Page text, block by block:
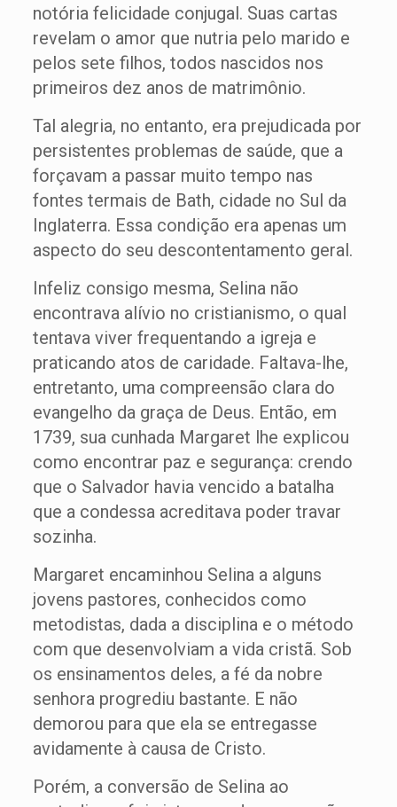
notória felicidade conjugal. Suas cartas
revelam o amor que nutria pelo marido e
pelos sete filhos, todos nascidos nos
primeiros dez anos de matrimônio.
Tal alegria, no entanto, era prejudicada por
persistentes problemas de saúde, que a
forçavam a passar muito tempo nas
fontes termais de Bath, cidade no Sul da
Inglaterra. Essa condição era apenas um
aspecto do seu descontentamento geral.
Infeliz consigo mesma, Selina não
encontrava alívio no cristianismo, o qual
tentava viver frequentando a igreja e
praticando atos de caridade. Faltava-lhe,
entretanto, uma compreensão clara do
evangelho da graça de Deus. Então, em
1739, sua cunhada Margaret lhe explicou
como encontrar paz e segurança: crendo
que o Salvador havia vencido a batalha
que a condessa acreditava poder travar
sozinha.
Margaret encaminhou Selina a alguns
jovens pastores, conhecidos como
metodistas, dada a disciplina e o método
com que desenvolviam a vida cristã. Sob
os ensinamentos deles, a fé da nobre
senhora progrediu bastante. E não
demorou para que ela se entregasse
avidamente à causa de Cristo.
Porém, a conversão de Selina ao